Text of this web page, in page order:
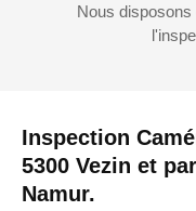
Inspection
5300 Vezin et
Namur.
Nous